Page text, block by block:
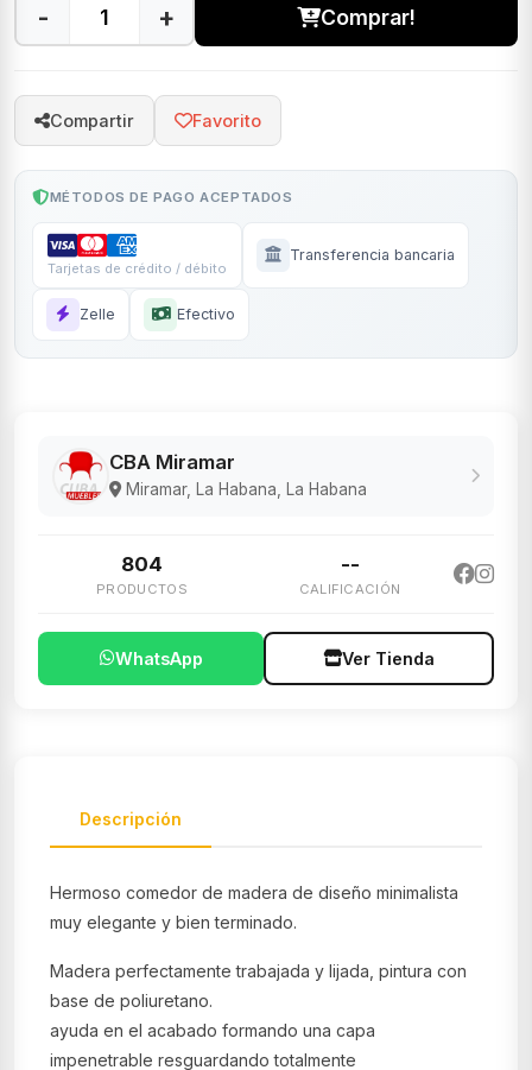
- + Comprar!
Compartir Favorito
MÉTODOS DE PAGO ACEPTADOS
Tarjetas de crédito / débito
Transferencia bancaria
Zelle Efectivo
CBA Miramar
Miramar, La Habana, La Habana
804
PRODUCTOS
--
CALIFICACIÓN
WhatsApp Ver Tienda
Descripción
Hermoso comedor de madera de diseño minimalista
muy elegante y bien terminado.
Madera perfectamente trabajada y lijada, pintura con
base de poliuretano.
ayuda en el acabado formando una capa
impenetrable resguardando totalmente